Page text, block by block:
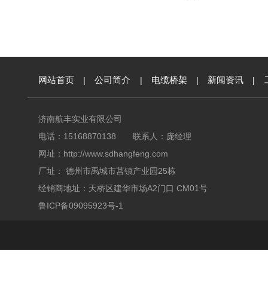
网站首页 | 公司简介 | 电缆桥架 | 新闻资讯 |
济南航丰实业有限公司
电话：15168870138 联系人：庞经理
网址： http://www.sdhangfeng.com
厂址： 德州市禹城市莒镇产业园25栋
经销商地址：天桥区建华市场A2门口 CM01号
鲁ICP备09095923号-1